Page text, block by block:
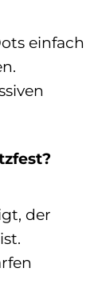
einfach
der